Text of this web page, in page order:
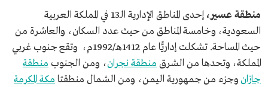
منطقة عسير،
إحدى المناطق الإدارية الـ13 في المملكة العربية
السعودية، وخامسة المناطق من حيث عدد السكان، والعاشرة من
حيث المساحة. تشكلت إداريًّا عام 1412هـ/1992م، وتقع جنوب غربي
المملكة، وتحدها من الشرق منطقة نجران، ومن الجنوب منطقة
جازانوجزء من جمهورية اليمن، ومن الشمال منطقتا مكة المكرمة